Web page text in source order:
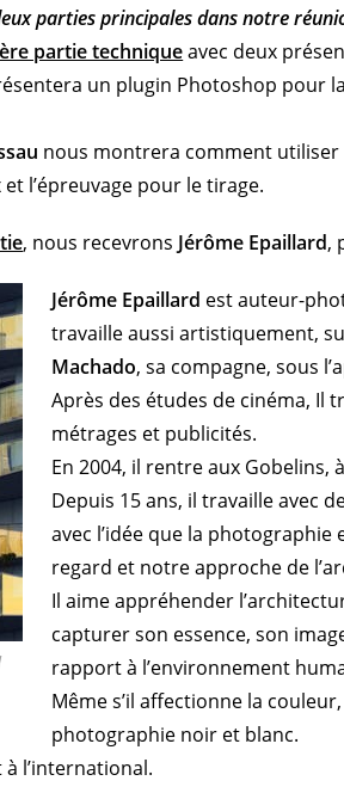
parties principales dans notre
partie techniqueavec deux
un plugin Photoshop pour
nous montrera comment utiliser
l’épreuvage pour le tirage.
, nous recevrons Jérôme Epaillard,
Jérôme Epaillard est auteur-
travaille aussi artistiquement,
Machado, sa compagne, sous
Après des études de cinéma, Il
métrages et publicités.
En 2004, il rentre aux
Depuis 15 ans, il travaille avec
avec l’idée que la
regard et notre approche de
Il aime appréhender
capturer son essence, son
rapport à l’environnement
Même s’il affectionne la
photographie noir et blanc.
l’international.